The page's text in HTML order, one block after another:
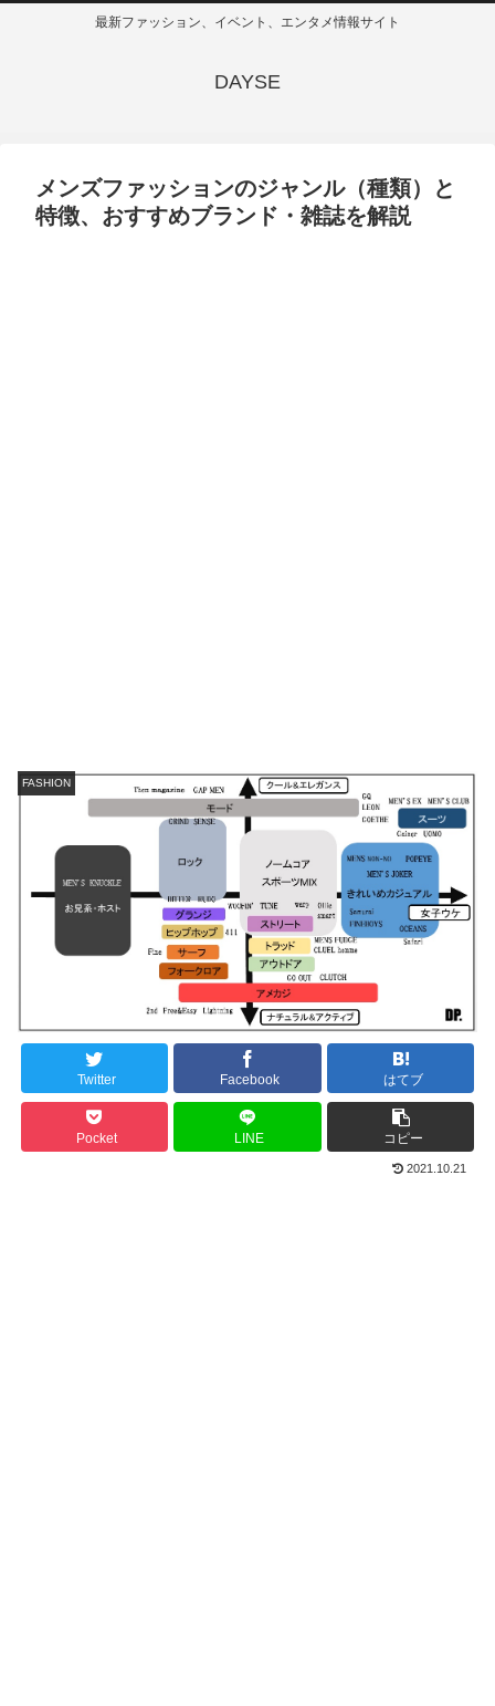
最新ファッション、イベント、エンタメ情報サイト
DAYSE
メンズファッションのジャンル（種類）と
特徴、おすすめブランド・雑誌を解説
FASHION
Twitter Facebook はてブ
Pocket LINE コピー
2021.10.21